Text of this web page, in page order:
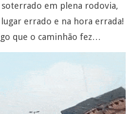
soterrado em plena rodovia,
errado e na hora errada!
que o caminhão fez…